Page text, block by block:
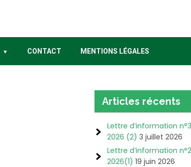
CONTACT MENTIONS LÉGALES
Articles récents
Lettre d’information
2026 (2) 3 juillet 2026
Lettre d’information
2026(1) 19 juin 2026